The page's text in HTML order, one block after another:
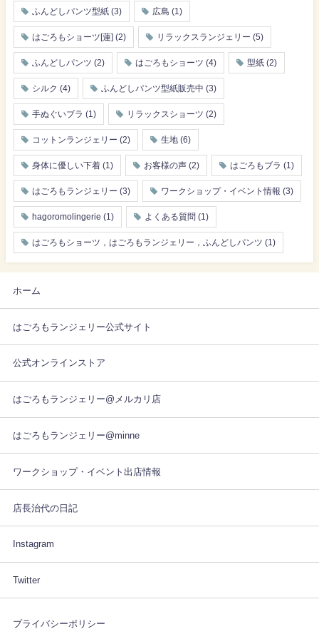
ふんどしパンツ型紙 (3) 広島 (1)
はごろもショーツ[蓮] (2) リラックスランジェリー (5)
ふんどしパンツ (2) はごろもショーツ (4) 型紙 (2)
シルク (4) ふんどしパンツ型紙販売中 (3)
手ぬぐいブラ (1) リラックスショーツ (2)
コットンランジェリー (2) 生地 (6)
身体に優しい下着 (1) お客様の声 (2) はごろもブラ (1)
はごろもランジェリー (3) ワークショップ・イベント情報 (3)
hagoromolingerie (1) よくある質問 (1)
はごろもショーツ，はごろもランジェリー，ふんどしパンツ (1)
ホーム
はごろもランジェリー公式サイト
公式オンラインストア
はごろもランジェリー@メルカリ店
はごろもランジェリー@minne
ワークショップ・イベント出店情報
店長治代の日記
Instagram
Twitter
プライバシーポリシー